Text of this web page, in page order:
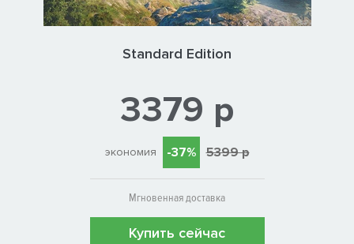
Standard Edition
3379 р
экономия -37% 5399 р
Мгновенная доставка
Купить сейчас